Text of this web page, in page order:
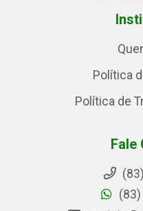
Política
Política de
Fale